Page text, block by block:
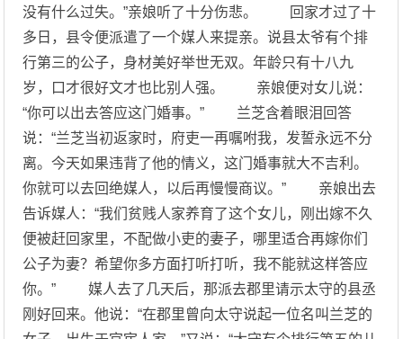
没有什么过失。”亲娘听了十分伤悲。 回家才过了十
多日，县令便派遣了一个媒人来提亲。说县太爷有个排
行第三的公子，身材美好举世无双。年龄只有十八九
岁，口才很好文才也比别人强。 亲娘便对女儿说：
“你可以出去答应这门婚事。” 兰芝含着眼泪回答
说：“兰芝当初返家时，府吏一再嘱咐我，发誓永远不分
离。今天如果违背了他的情义，这门婚事就大不吉利。
你就可以去回绝媒人，以后再慢慢商议。” 亲娘出去
告诉媒人：“我们贫贱人家养育了这个女儿，刚出嫁不久
便被赶回家里，不配做小吏的妻子，哪里适合再嫁你们
公子为妻？希望你多方面打听打听，我不能就这样答应
你。” 媒人去了几天后，那派去郡里请示太守的县丞
刚好回来。他说：“在郡里曾向太守说起一位名叫兰芝的